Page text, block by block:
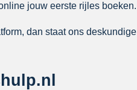
jouw eerste rijles boeken.
dan staat ons deskundige